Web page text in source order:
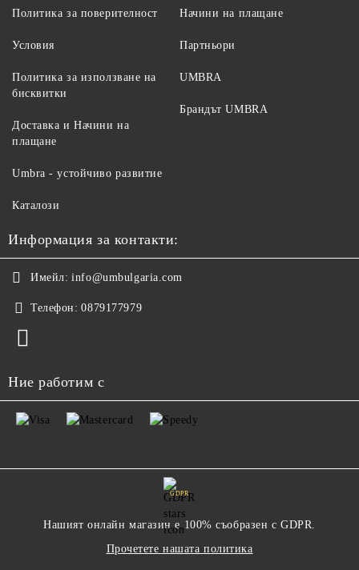
Политика за поверителност
Условия
Политика за използване на
бисквитки
Доставка и Начини на
плащане
Начини на плащане
Партньори
UMBRA
Брандът UMBRA
Umbra - устойчиво развитие
Каталози
Информация за контакти:
Имейл: info@umbulgaria.com
Телефон: 0879177979
Ние работим с
GDPR
Нашият онлайн магазин е 100% съобразен с GDPR.
Прочетете нашата политика